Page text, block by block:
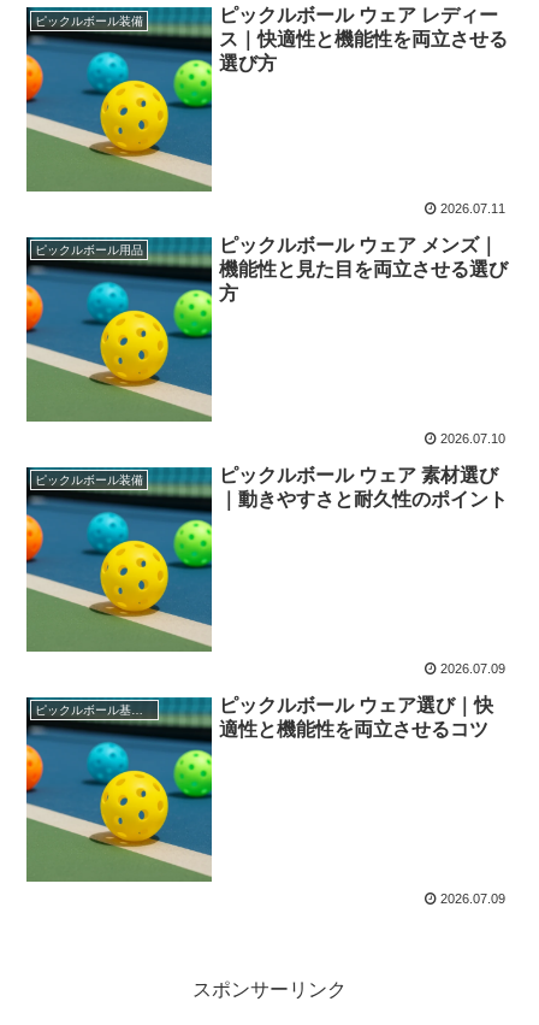
ピックルボール装備
ピックルボール ウェア レディー
ス｜快適性と機能性を両立させる
選び方
2026.07.11
ピックルボール用品
ピックルボール ウェア メンズ｜
機能性と見た目を両立させる選び
方
2026.07.10
ピックルボール装備
ピックルボール ウェア 素材選び
｜動きやすさと耐久性のポイント
2026.07.09
ピックルボール基礎知識
ピックルボール ウェア選び｜快
適性と機能性を両立させるコツ
2026.07.09
スポンサーリンク